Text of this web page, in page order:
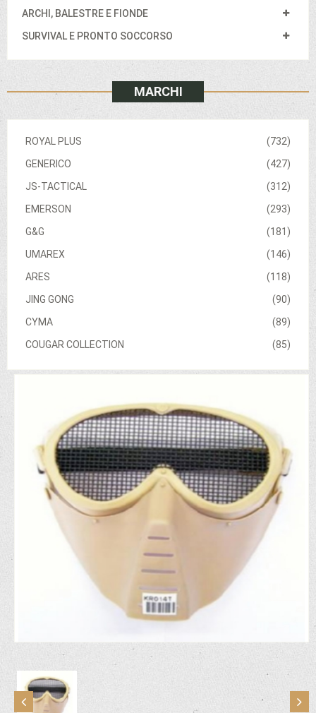
ARCHI, BALESTRE E FIONDE
SURVIVAL E PRONTO SOCCORSO
MARCHI
(732)
ROYAL PLUS
(427)
GENERICO
(312)
JS-TACTICAL
(293)
EMERSON
(181)
G&G
(146)
UMAREX
(118)
ARES
(90)
JING GONG
(89)
CYMA
(85)
COUGAR COLLECTION